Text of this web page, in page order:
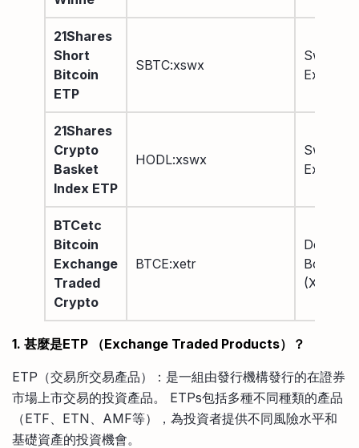
21Shares
Short
Bitcoin
ETP
SBTC:xswx
Swiss
21Shares
Crypto
Basket
Index ETP
HODL:xswx
Swiss
BTCetc
Bitcoin
Exchange
Traded
Crypto
BTCE:xetr
Borse
(XETRA)
1. 甚麼是ETP （Exchange Traded Products）？
ETP（交易所交易產品）：是一組由發行機構發行的在證券
市場上市交易的投資產品。 ETPs包括多種不同種類的產品
（ETF、ETN、AMF等），為投資者提供不同風險水平和
基礎資產的投資機會。